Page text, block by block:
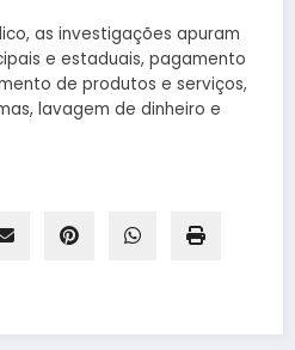
as investigações apuram
e estaduais, pagamento
de produtos e serviços,
lavagem de dinheiro e